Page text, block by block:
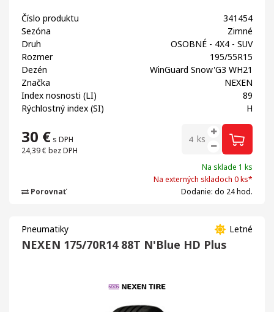
Číslo produktu
341454
Sezóna
Zimné
Druh
OSOBNÉ - 4X4 - SUV
Rozmer
195/55R15
Dezén
WinGuard Snow'G3 WH21
Značka
NEXEN
Index nosnosti (LI)
89
Rýchlostný index (SI)
H
30 € s DPH
24,39 € bez DPH
ks
Na sklade 1 ks
Na externých skladoch 0 ks*
Dodanie: do 24 hod.
Porovnať
Letné
Pneumatiky
NEXEN 175/70R14 88T N'Blue HD Plus